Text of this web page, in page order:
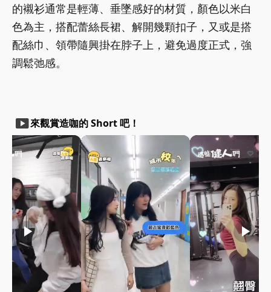
的襯衫通常是輕薄、垂墜感好的材質，顏色以米白
色為主，搭配蕾絲長裙、解開幾顆扣子，又或是搭
配絲巾、領帶隨興掛在脖子上，避免過度正式，強
調鬆弛感。
smart_display來觀賞造咖的 Short 吧！
play_arrow play_arrow play_arrow